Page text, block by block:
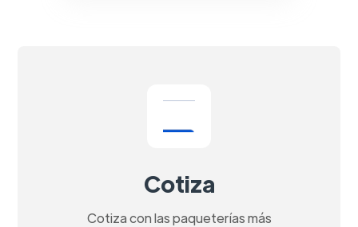
Cotiza
Cotiza con las paqueterías más